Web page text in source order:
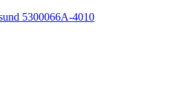
5300066A-4010